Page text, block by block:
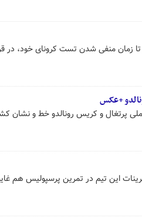
زمان منفی شدن تست کرونای خود، در
+عکس
ملی پرتغال و کریس رونالدو خط و نشان
این تیم در تمرین پرسپولیس هم